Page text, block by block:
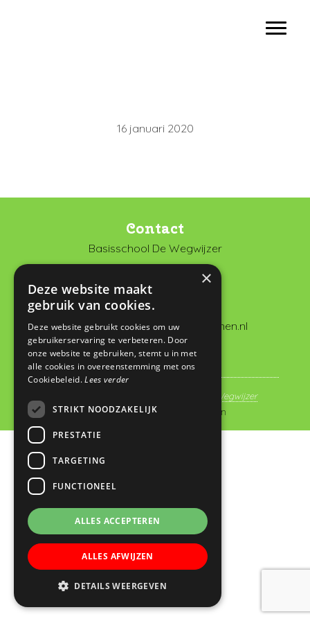
16 januari 2020
Contact
Basisschool De Wegwijzer
De Looch 13
4133 DK Vianen
0347 372673
administratie@dewegwijzervianen.nl
Basisschool De Wegwijzer
Vianen· Alle rechten voorbehouden
×
Deze website maakt
gebruik van cookies.
Deze website gebruikt cookies om uw
gebruikerservaring te verbeteren. Door
onze website te gebruiken, stemt u in met
alle cookies in overeenstemming met ons
Cookiebeleid.Lees verder
STRIKT NOODZAKELIJK
PRESTATIE
TARGETING
FUNCTIONEEL
ALLES ACCEPTEREN
ALLES AFWIJZEN
DETAILS WEERGEVEN